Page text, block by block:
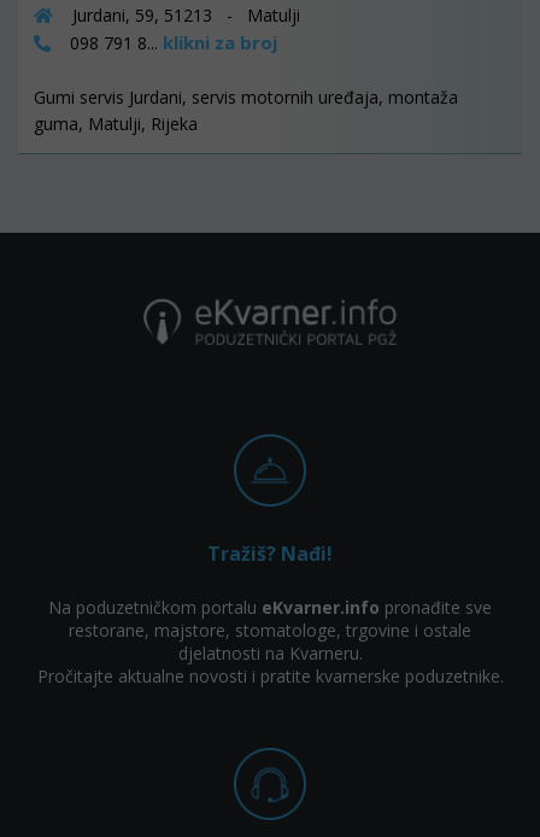
Jurdani, 59, 51213 - Matulji
098 791 8... klikni za broj
Gumi servis Jurdani, servis motornih uređaja, montaža
guma, Matulji, Rijeka
Tražiš? Nađi!
Na poduzetničkom portalu eKvarner.info pronađite sve
restorane, majstore, stomatologe, trgovine i ostale
djelatnosti na Kvarneru.
Pročitajte aktualne novosti i pratite kvarnerske poduzetnike.